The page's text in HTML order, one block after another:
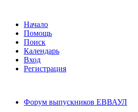
Начало
Помощь
Поиск
Календарь
Вход
Регистрация
Форум выпускников ЕВВАУЛ